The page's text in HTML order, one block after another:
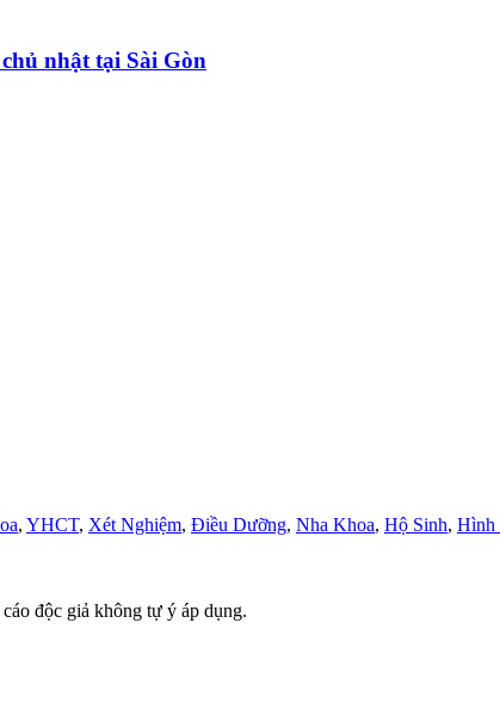
nhật tại Sài Gòn
, YHCT, Xét Nghiệm, Điều Dưỡng, Nha Khoa, Hộ Sinh, Hình
độc giả không tự ý áp dụng.